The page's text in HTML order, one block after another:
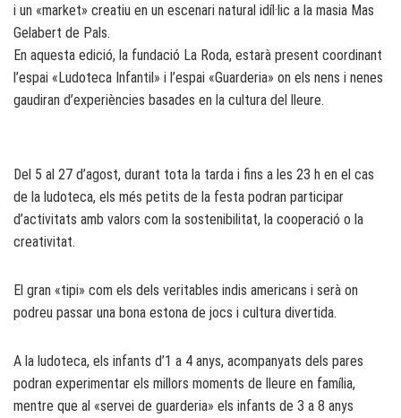
i un «market» creatiu en un escenari natural idíl·lic a la masia Mas
Gelabert de Pals.
En aquesta edició, la fundació La Roda, estarà present coordinant
l’espai «Ludoteca Infantil» i l’espai «Guarderia» on els nens i nenes
gaudiran d’experiències basades en la cultura del lleure.
Del 5 al 27 d’agost, durant tota la tarda i fins a les 23 h en el cas
de la ludoteca, els més petits de la festa podran participar
d’activitats amb valors com la sostenibilitat, la cooperació o la
creativitat.
El gran «tipi» com els dels veritables indis americans i serà on
podreu passar una bona estona de jocs i cultura divertida.
A la ludoteca, els infants d’1 a 4 anys, acompanyats dels pares
podran experimentar els millors moments de lleure en família,
mentre que al «servei de guarderia» els infants de 3 a 8 anys